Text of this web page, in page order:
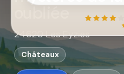
mystères de la
Photos, avis, carte et
Ouvrir
oubliée
24620 Les Eyzies
Châteaux